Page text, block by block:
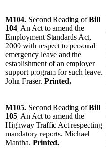
M104. Second Reading ofBill
104, An Act to amend the
Employment Standards Act,
2000 with respect to personal
emergency leave and the
establishment of an employer
support program for such leave.
John Fraser. Printed.
M105. Second Reading ofBill
105, An Act to amend the
Highway Traffic Act respecting
mandatory reports. Michael
Mantha. Printed.